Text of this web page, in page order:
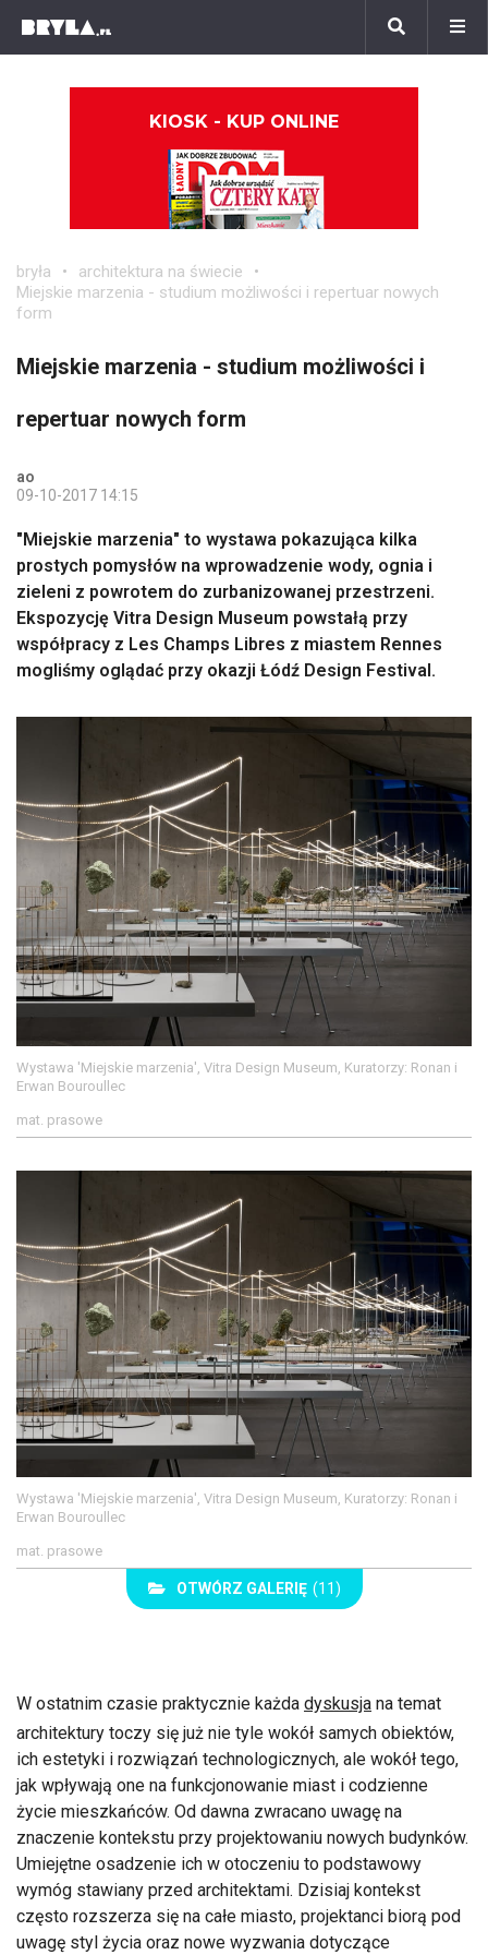
KIOSK - KUP ONLINE
bryła
architektura na świecie
Miejskie marzenia - studium możliwości i repertuar nowych
form
Miejskie marzenia - studium możliwości i
repertuar nowych form
ao
09-10-2017 14:15
"Miejskie marzenia" to wystawa pokazująca kilka
prostych pomysłów na wprowadzenie wody, ognia i
zieleni z powrotem do zurbanizowanej przestrzeni.
Ekspozycję Vitra Design Museum powstałą przy
współpracy z Les Champs Libres z miastem Rennes
mogliśmy oglądać przy okazji Łódź Design Festival.
Wystawa 'Miejskie marzenia', Vitra Design Museum, Kuratorzy: Ronan i
Erwan Bouroullec
mat. prasowe
Wystawa 'Miejskie marzenia', Vitra Design Museum, Kuratorzy: Ronan i
Erwan Bouroullec
mat. prasowe
OTWÓRZ GALERIĘ (11)
W ostatnim czasie praktycznie każda dyskusja na temat
architektury toczy się już nie tyle wokół samych obiektów,
ich estetyki i rozwiązań technologicznych, ale wokół tego,
jak wpływają one na funkcjonowanie miast i codzienne
życie mieszkańców. Od dawna zwracano uwagę na
znaczenie kontekstu przy projektowaniu nowych budynków.
Umiejętne osadzenie ich w otoczeniu to podstawowy
wymóg stawiany przed architektami. Dzisiaj kontekst
często rozszerza się na całe miasto, projektanci biorą pod
uwagę styl życia oraz nowe wyzwania dotyczące